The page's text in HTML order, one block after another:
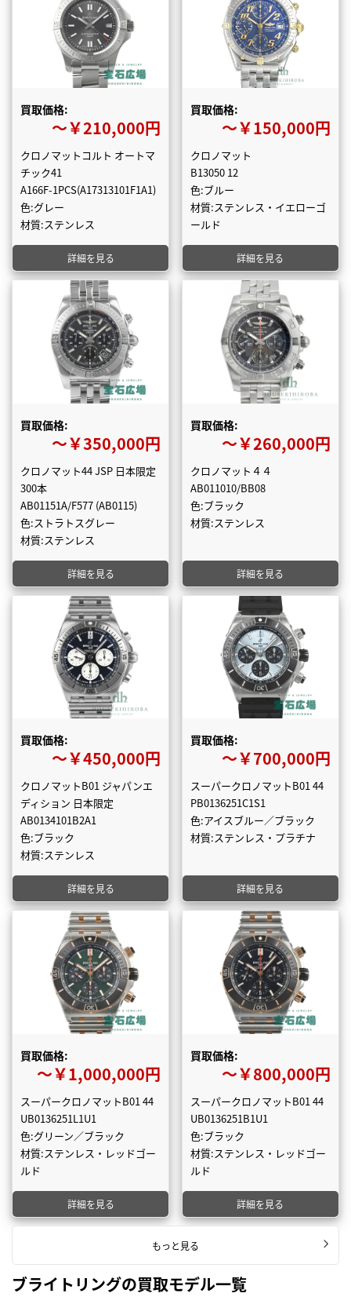
買取価格:
〜￥210,000円
クロノマットコルト オートマ
チック41
A166F-1PCS(A17313101F1A1)
色:グレー
材質:ステンレス
詳細を見る
買取価格:
〜￥150,000円
クロノマット
B13050 12
色:ブルー
材質:ステンレス・イエローゴ
ールド
詳細を見る
買取価格:
〜￥350,000円
クロノマット44 JSP 日本限定
300本
AB01151A/F577 (AB0115)
色:ストラトスグレー
材質:ステンレス
詳細を見る
買取価格:
〜￥260,000円
クロノマット４４
AB011010/BB08
色:ブラック
材質:ステンレス
詳細を見る
買取価格:
〜￥450,000円
クロノマットB01 ジャパンエ
ディション 日本限定
AB0134101B2A1
色:ブラック
材質:ステンレス
詳細を見る
買取価格:
〜￥700,000円
スーパークロノマットB01 44
PB0136251C1S1
色:アイスブルー／ブラック
材質:ステンレス・プラチナ
詳細を見る
買取価格:
〜￥1,000,000円
スーパークロノマットB01 44
UB0136251L1U1
色:グリーン／ブラック
材質:ステンレス・レッドゴー
ルド
詳細を見る
買取価格:
〜￥800,000円
スーパークロノマットB01 44
UB0136251B1U1
色:ブラック
材質:ステンレス・レッドゴー
ルド
詳細を見る
もっと見る
ブライトリングの買取モデル一覧